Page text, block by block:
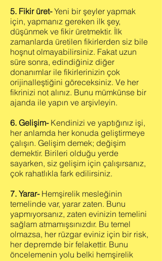
5. Fikir üret-Yeni bir şeyler yapmak
için, yapmanız gereken ilk şey,
düşünmek ve fikir üretmektir. İlk
zamanlarda üretilen fikirlerden siz bile
hoşnut olmayabilirsiniz. Fakat uzun
süre sonra, edindiğiniz diğer
donanımlar ile fikirlerinizin çok
orijinalleştiğini göreceksiniz. Ve her
fikrinizi not alınız. Bunu mümkünse bir
ajanda ile yapın ve arşivleyin.
6. Gelişim-Kendinizi ve yaptığınız işi,
her anlamda her konuda geliştirmeye
çalışın. Gelişim demek; değişim
demektir. Birileri olduğu yerde
sayarken, siz gelişim için çalışırsanız,
çok rahatlıkla fark edilirsiniz.
7. Yarar- Hemşirelik mesleğinin
temelinde var, yarar zaten. Bunu
yapmıyorsanız, zaten evinizin temelini
sağlam atmamışsınızdır. Bu temel
olmazsa, her rüzgar eviniz için bir risk,
her depremde bir felakettir. Bunu
öncelemenin yolu belki hemşirelik